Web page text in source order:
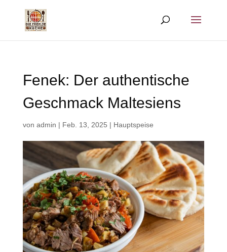
Fenek: Der authentische
Geschmack Maltesiens
von admin | Feb. 13, 2025 | Hauptspeise